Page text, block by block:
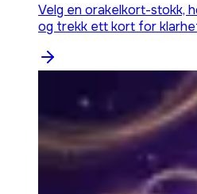
Velg en orakelkort-stokk,
og trekk ett kort for